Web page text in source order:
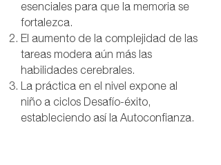
esenciales para que la memoria se
fortalezca.
El aumento de la complejidad de las
tareas modera aún más las
habilidades cerebrales.
La práctica en el nivel expone al
niño a ciclos Desafío-éxito,
estableciendo así la Autoconfianza.